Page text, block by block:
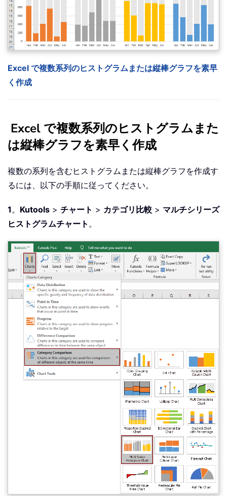
Excel で複数系列のヒストグラムまたは縦棒グラフを素早
く作成
Excel で複数系列のヒストグラムまた
は縦棒グラフを素早く作成
複数の系列を含むヒストグラムまたは縦棒グラフを作成す
るには、以下の手順に従ってください。
1 。 Kutools > チャート > カテゴリ比較 > マルチシリーズ
ヒストグラムチャート 。